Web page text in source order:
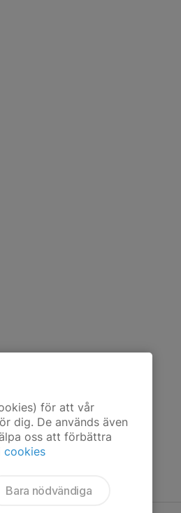
för att vår
dig. De används även
oss att förbättra
cookies
Bara nödvändiga